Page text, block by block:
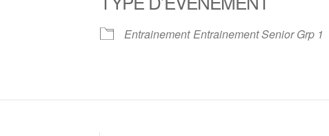
Entrainement Entrainement Senior Grp 1